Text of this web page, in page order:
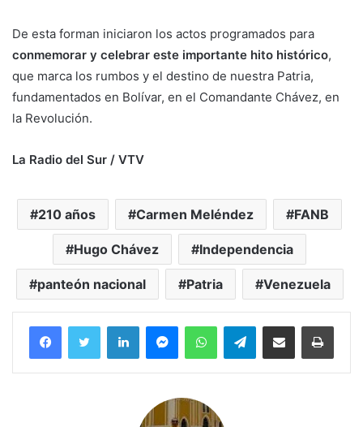
De esta forman iniciaron los actos programados para
conmemorar y celebrar este importante hito histórico,
que marca los rumbos y el destino de nuestra Patria,
fundamentados en Bolívar, en el Comandante Chávez, en
la Revolución.
La Radio del Sur / VTV
210 años Carmen Meléndez FANB
Hugo Chávez Independencia
panteón nacional Patria Venezuela
FacebookTwitter LinkedInMessengerWhatsAppTelegramCompartir por correo electrónico